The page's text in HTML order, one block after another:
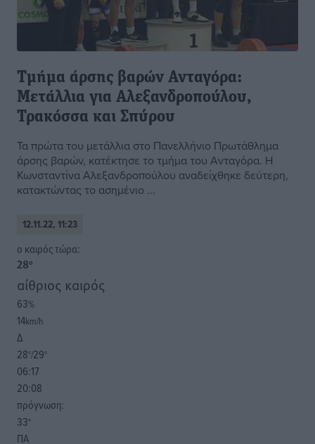
Τμήμα άρσης βαρών Ανταγόρα:
Μετάλλια για Αλεξανδροπούλου,
Τρακόσσα και Σπύρου
Τα πρώτα του μετάλλια στο Πανελλήνιο Πρωτάθλημα
άρσης βαρών, κατέκτησε το τμήμα του Ανταγόρα. Η
Κωνσταντίνα Αλεξανδροπούλου αναδείχθηκε δεύτερη,
κατακτώντας το ασημένιο ...
12.11.22, 11:23
o καιρός τώρα:
28°
αίθριος καιρός
63%
14km/h
Δ
28°/29°
06:17
20:08
πρόγνωση:
33°
ΠΑ